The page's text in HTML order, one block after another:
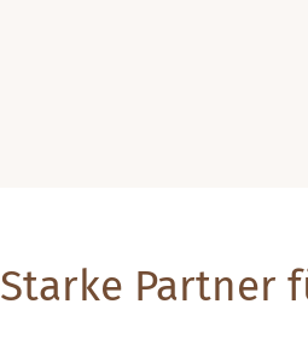
Starke Partner